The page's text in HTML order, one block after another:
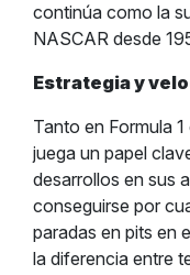
continúa como la
NASCAR desde
Estrategia y
Tanto en Formula
juega un papel
desarrollos en sus
conseguirse por
paradas en pits en
la diferencia entre